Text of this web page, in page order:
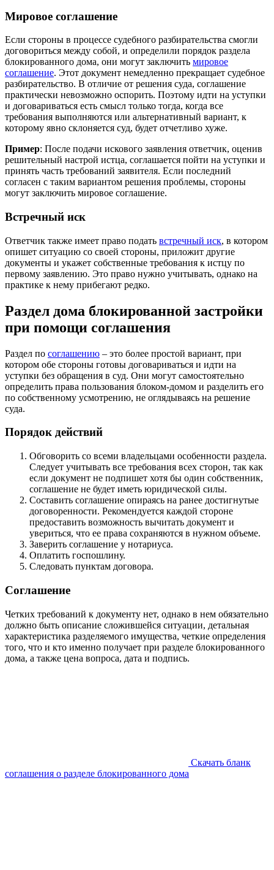
Мировое соглашение
Если стороны в процессе судебного разбирательства смогли
договориться между собой, и определили порядок раздела
блокированного дома, они могут заключить мировое
соглашение. Этот документ немедленно прекращает судебное
разбирательство. В отличие от решения суда, соглашение
практически невозможно оспорить. Поэтому идти на уступки
и договариваться есть смысл только тогда, когда все
требования выполняются или альтернативный вариант, к
которому явно склоняется суд, будет отчетливо хуже.
Пример: После подачи искового заявления ответчик, оценив
решительный настрой истца, соглашается пойти на уступки и
принять часть требований заявителя. Если последний
согласен с таким вариантом решения проблемы, стороны
могут заключить мировое соглашение.
Встречный иск
Ответчик также имеет право подать встречный иск, в котором
опишет ситуацию со своей стороны, приложит другие
документы и укажет собственные требования к истцу по
первому заявлению. Это право нужно учитывать, однако на
практике к нему прибегают редко.
Раздел дома блокированной застройки
при помощи соглашения
Раздел по соглашению – это более простой вариант, при
котором обе стороны готовы договариваться и идти на
уступки без обращения в суд. Они могут самостоятельно
определить права пользования блоком-домом и разделить его
по собственному усмотрению, не оглядываясь на решение
суда.
Порядок действий
Обговорить со всеми владельцами особенности раздела.
Следует учитывать все требования всех сторон, так как
если документ не подпишет хотя бы один собственник,
соглашение не будет иметь юридической силы.
Составить соглашение опираясь на ранее достигнутые
договоренности. Рекомендуется каждой стороне
предоставить возможность вычитать документ и
увериться, что ее права сохраняются в нужном объеме.
Заверить соглашение у нотариуса.
Оплатить госпошлину.
Следовать пунктам договора.
Соглашение
Четких требований к документу нет, однако в нем обязательно
должно быть описание сложившейся ситуации, детальная
характеристика разделяемого имущества, четкие определения
того, что и кто именно получает при разделе блокированного
дома, а также цена вопроса, дата и подпись.
Скачать бланк
соглашения о разделе блокированного дома